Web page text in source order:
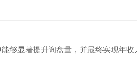
够显著提升询盘量，并最终实现年收